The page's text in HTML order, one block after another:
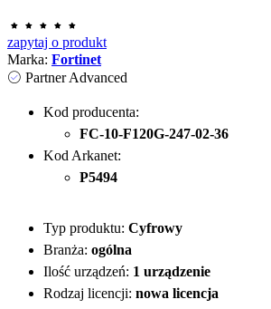
zapytaj o produkt
Marka: Fortinet
Partner Advanced
Kod producenta:
FC-10-F120G-247-02-36
Kod Arkanet:
P5494
Typ produktu: Cyfrowy
Branża: ogólna
Ilość urządzeń: 1 urządzenie
Rodzaj licencji: nowa licencja